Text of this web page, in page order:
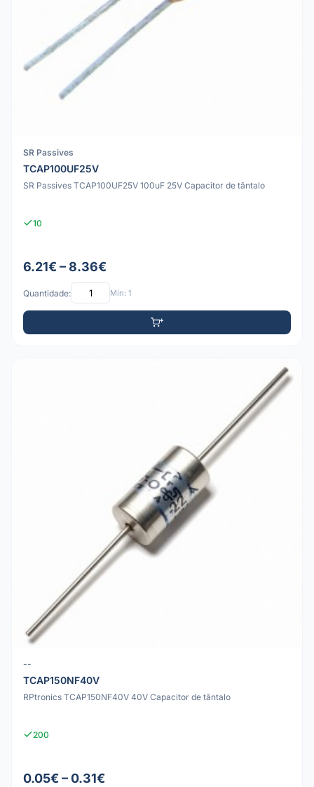
SR Passives
TCAP100UF25V
SR Passives TCAP100UF25V 100uF 25V Capacitor de tântalo
10
6.21€ – 8.36€
Quantidade: Mín: 1
--
TCAP150NF40V
RPtronics TCAP150NF40V 40V Capacitor de tântalo
200
0.05€ – 0.31€